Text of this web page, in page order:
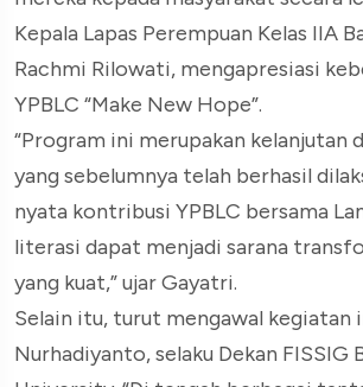
Kepala Lapas Perempuan Kelas IIA
Rachmi Rilowati, mengapresiasi
YPBLC “Make New Hope”.
“Program ini merupakan kelanjutan
yang sebelumnya telah berhasil
nyata kontribusi YPBLC bersama
literasi dapat menjadi sarana
yang kuat,” ujar Gayatri.
Selain itu, turut mengawal kegiatan
Nurhadiyanto, selaku Dekan FISSIG